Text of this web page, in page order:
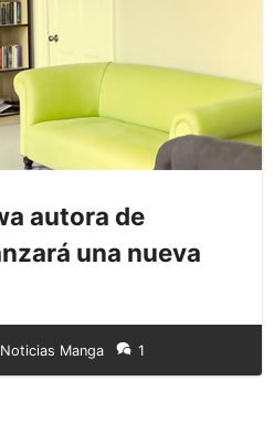
autora de
una nueva
Noticias Manga 1